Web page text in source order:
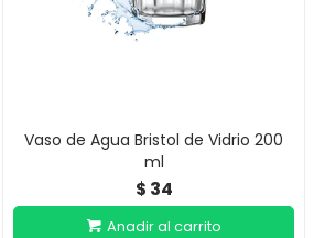
Vaso de Agua Bristol de Vidrio 200
ml
$ 34